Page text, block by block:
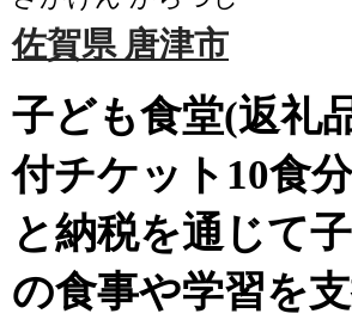
佐賀県 唐津市
子ども食堂(返礼
付チケット10食
と納税を通じて
の食事や学習を